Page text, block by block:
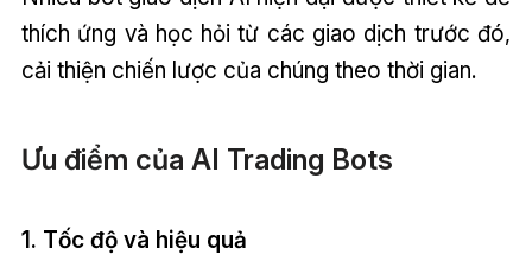
thích ứng và học hỏi từ các giao dịch trước đó,
cải thiện chiến lược của chúng theo thời gian.
Ưu điểm của AI Trading Bots
1. Tốc độ và hiệu quả